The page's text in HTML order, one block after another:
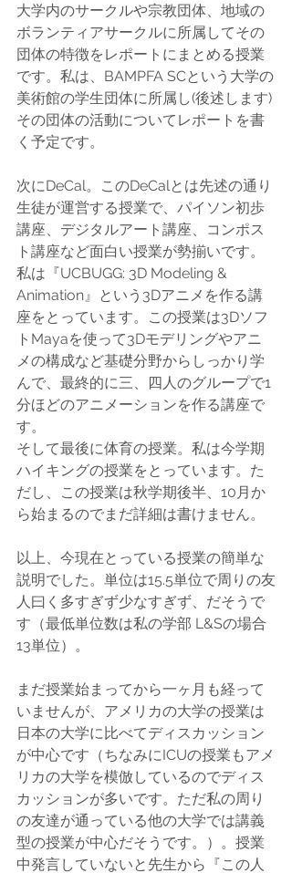
大学内のサークルや宗教団体、地域の
ボランティアサークルに所属してその
団体の特徴をレポートにまとめる授業
です。私は、BAMPFA SCという大学の
美術館の学生団体に所属し(後述します)
その団体の活動についてレポートを書
く予定です。
次にDeCal。このDeCalとは先述の通り
生徒が運営する授業で、パイソン初歩
講座、デジタルアート講座、コンポス
ト講座など面白い授業が勢揃いです。
私は『UCBUGG: 3D Modeling &
Animation』という3Dアニメを作る講
座をとっています。この授業は3Dソフ
トMayaを使って3Dモデリングやアニ
メの構成など基礎分野からしっかり学
んで、最終的に三、四人のグループで1
分ほどのアニメーションを作る講座で
す。
そして最後に体育の授業。私は今学期
ハイキングの授業をとっています。た
だし、この授業は秋学期後半、10月か
ら始まるのでまだ詳細は書けません。
以上、今現在とっている授業の簡単な
説明でした。単位は15.5単位で周りの友
人曰く多すぎず少なすぎず、だそうで
す（最低単位数は私の学部 L&Sの場合
13単位）。
まだ授業始まってから一ヶ月も経って
いませんが、アメリカの大学の授業は
日本の大学に比べてディスカッション
が中心です（ちなみにICUの授業もアメ
リカの大学を模倣しているのでディス
カッションが多いです。ただ私の周り
の友達が通っている他の大学では講義
型の授業が中心だそうです。）。授業
中発言していないと先生から『この人